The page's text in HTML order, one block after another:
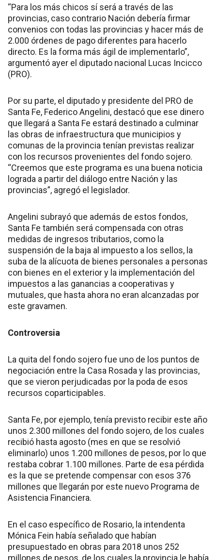
“Para los más chicos sí será a través de las
provincias, caso contrario Nación debería firmar
convenios con todas las provincias y hacer más de
2.000 órdenes de pago diferentes para hacerlo
directo. Es la forma más ágil de implementarlo”,
argumentó ayer el diputado nacional Lucas Incicco
(PRO).
Por su parte, el diputado y presidente del PRO de
Santa Fe, Federico Angelini, destacó que ese dinero
que llegará a Santa Fe estará destinado a culminar
las obras de infraestructura que municipios y
comunas de la provincia tenían previstas realizar
con los recursos provenientes del fondo sojero.
“Creemos que este programa es una buena noticia
lograda a partir del diálogo entre Nación y las
provincias”, agregó el legislador.
Angelini subrayó que además de estos fondos,
Santa Fe también será compensada con otras
medidas de ingresos tributarios, como la
suspensión de la baja al impuesto a los sellos, la
suba de la alícuota de bienes personales a personas
con bienes en el exterior y la implementación del
impuestos a las ganancias a cooperativas y
mutuales, que hasta ahora no eran alcanzadas por
este gravamen.
Controversia
La quita del fondo sojero fue uno de los puntos de
negociación entre la Casa Rosada y las provincias,
que se vieron perjudicadas por la poda de esos
recursos coparticipables.
Santa Fe, por ejemplo, tenía previsto recibir este año
unos 2.300 millones del fondo sojero, de los cuales
recibió hasta agosto (mes en que se resolvió
eliminarlo) unos 1.200 millones de pesos, por lo que
restaba cobrar 1.100 millones. Parte de esa pérdida
es la que se pretende compensar con esos 376
millones que llegarán por este nuevo Programa de
Asistencia Financiera.
En el caso específico de Rosario, la intendenta
Mónica Fein había señalado que habían
presupuestado en obras para 2018 unos 252
millones de pesos, de los cuales la provincia le había